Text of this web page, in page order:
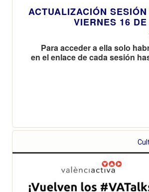
ACTUALIZACIÓN
VIERNES 16
Para acceder a ella solo
en el enlace de cada sesión